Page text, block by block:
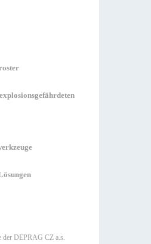
der DEPRAG CZ a.s.